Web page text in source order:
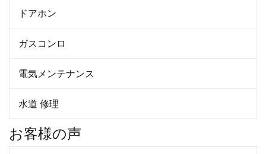
ドアホン
ガスコンロ
電気メンテナンス
水道 修理
お客様の声